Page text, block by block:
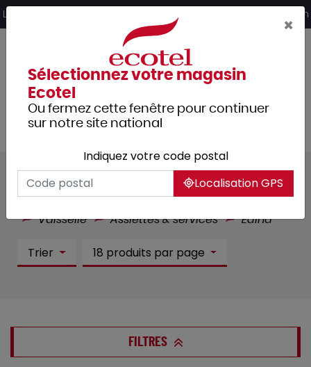
Livraison offerte dès 249€ HT d’achat et retrait 2h en magasin
Edina :21 article(s)
Vaisselle
Assiettes & services Edina
Trier 18 produits par page
FILTRES
×
Sélectionnez votre magasin
Ecotel
Ou fermez cette fenêtre pour continuer
sur notre site national
Indiquez votre code postal
Localisation GPS
Panneau de gestion des cookies